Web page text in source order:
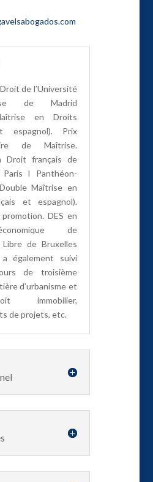
de l’Université
de Madrid
en Droits
espagnol). Prix
de Maîtrise.
Droit français de
Paris I Panthéon-
Maîtrise en
et espagnol).
DES en
de
Libre de Bruxelles
a également suivi
de troisième
d’urbanisme et
immobilier,
de projets, etc.